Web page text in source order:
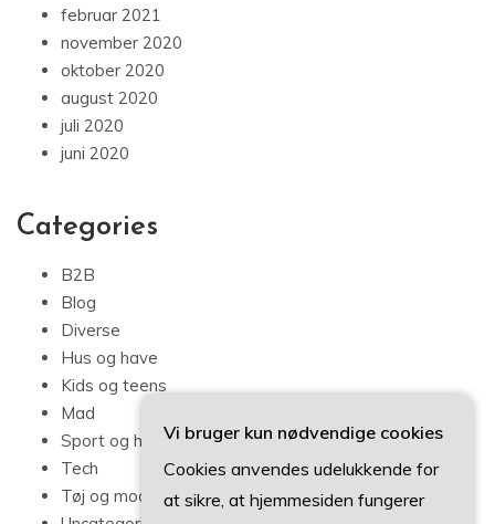
februar 2021
november 2020
oktober 2020
august 2020
juli 2020
juni 2020
Categories
B2B
Blog
Diverse
Hus og have
Kids og teens
Mad
Sport og hobby
Tech
Tøj og mode
Vi bruger kun nødvendige cookies
Cookies anvendes udelukkende for
at sikre, at hjemmesiden fungerer